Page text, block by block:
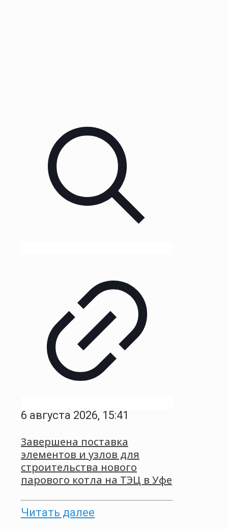
6 августа 2026, 15:41
Завершена поставка
элементов и узлов для
строительства нового
парового котла на ТЭЦ в Уфе
Читать далее